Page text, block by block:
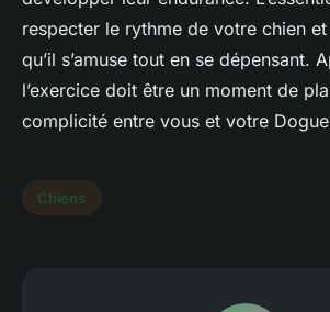
respecter le rythme de votre chien
qu’il s’amuse tout en se dépensant.
l’exercice doit être un moment de
complicité entre vous et votre
Chiens